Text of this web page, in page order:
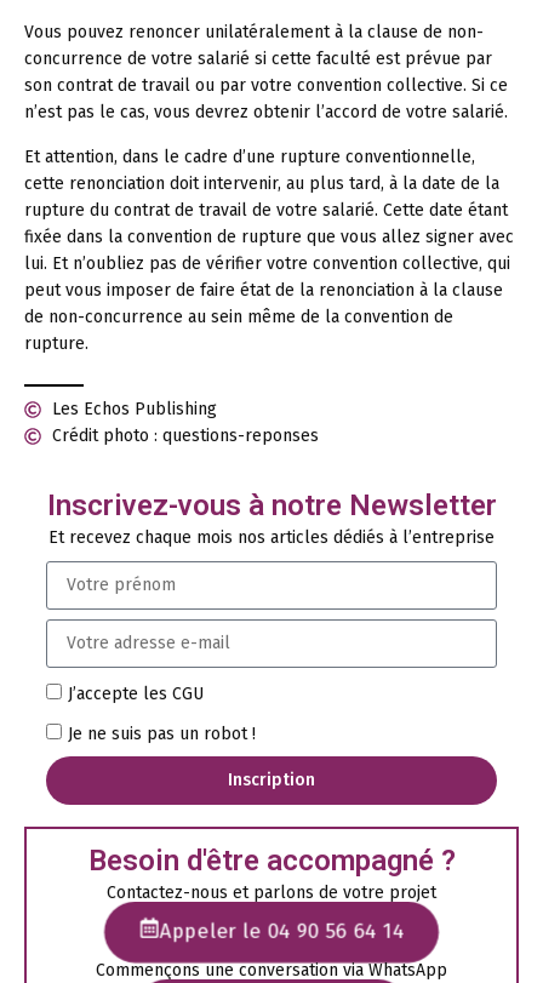
Vous pouvez renoncer unilatéralement à la clause de non-
concurrence de votre salarié si cette faculté est prévue par
son contrat de travail ou par votre convention collective. Si ce
n’est pas le cas, vous devrez obtenir l’accord de votre salarié.
Et attention, dans le cadre d’une rupture conventionnelle,
cette renonciation doit intervenir, au plus tard, à la date de la
rupture du contrat de travail de votre salarié. Cette date étant
fixée dans la convention de rupture que vous allez signer avec
lui. Et n’oubliez pas de vérifier votre convention collective, qui
peut vous imposer de faire état de la renonciation à la clause
de non-concurrence au sein même de la convention de
rupture.
Les Echos Publishing
Crédit photo : questions-reponses
Inscrivez-vous à notre Newsletter
Et recevez chaque mois nos articles dédiés à l’entreprise
J’accepte les CGU
Je ne suis pas un robot !
Inscription
Besoin d'être accompagné ?
Contactez-nous et parlons de votre projet
Appeler le 04 90 56 64 14
Commençons une conversation via WhatsApp